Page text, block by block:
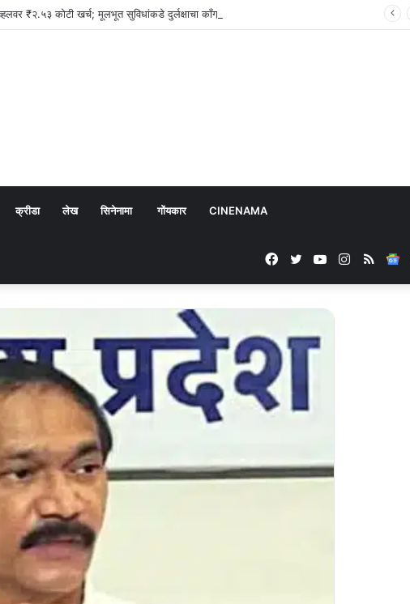
₹२.५३ कोटी खर्च; मूलभूत सुविधांकडे दुर्लक्षाचा काँग्रेसचा आरोप
क्रीडा लेख सिनेनामा गोंयकार CINENAMA
RSS
Instagram
YouTube
Twitter
Facebook